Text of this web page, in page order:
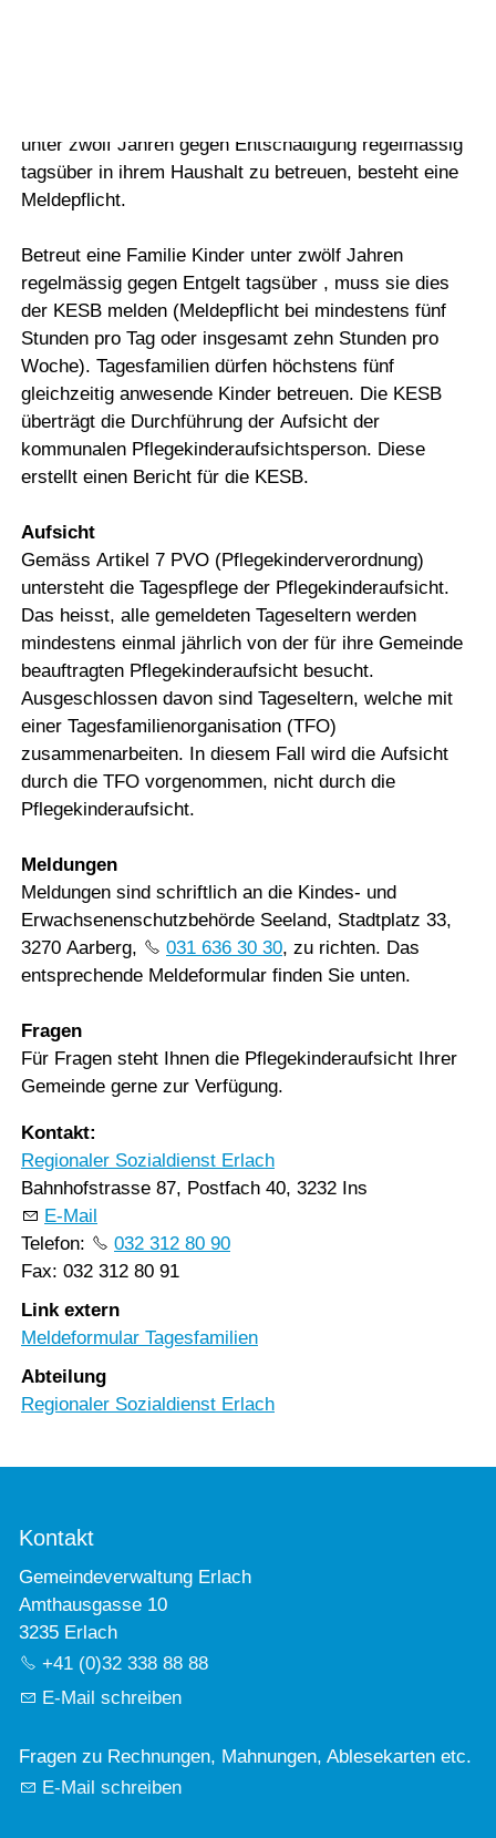
unter zwölf Jahren gegen Entschädigung regelmässig
tagsüber in ihrem Haushalt zu betreuen, besteht eine
Meldepflicht.
Betreut eine Familie Kinder unter zwölf Jahren
regelmässig gegen Entgelt tagsüber , muss sie dies
der KESB melden (Meldepflicht bei mindestens fünf
Stunden pro Tag oder insgesamt zehn Stunden pro
Woche). Tagesfamilien dürfen höchstens fünf
gleichzeitig anwesende Kinder betreuen. Die KESB
überträgt die Durchführung der Aufsicht der
kommunalen Pflegekinderaufsichtsperson. Diese
erstellt einen Bericht für die KESB.
Aufsicht
Gemäss Artikel 7 PVO (Pflegekinderverordnung)
untersteht die Tagespflege der Pflegekinderaufsicht.
Das heisst, alle gemeldeten Tageseltern werden
mindestens einmal jährlich von der für ihre Gemeinde
beauftragten Pflegekinderaufsicht besucht.
Ausgeschlossen davon sind Tageseltern, welche mit
einer Tagesfamilienorganisation (TFO)
zusammenarbeiten. In diesem Fall wird die Aufsicht
durch die TFO vorgenommen, nicht durch die
Pflegekinderaufsicht.
Meldungen
Meldungen sind schriftlich an die Kindes- und
Erwachsenenschutzbehörde Seeland, Stadtplatz 33,
3270 Aarberg,
031 636 30 30, zu richten. Das
entsprechende Meldeformular finden Sie unten.
Fragen
Für Fragen steht Ihnen die Pflegekinderaufsicht Ihrer
Gemeinde gerne zur Verfügung.
Kontakt:
Regionaler Sozialdienst Erlach
Bahnhofstrasse 87, Postfach 40, 3232 Ins
E-Mail
Telefon:
032 312 80 90
Fax: 032 312 80 91
Link extern
Meldeformular Tagesfamilien
Abteilung
Regionaler Sozialdienst Erlach
Kontakt
Gemeindeverwaltung Erlach
Amthausgasse 10
3235 Erlach
+41 (0)32 338 88 88
E-Mail schreiben
Fragen zu Rechnungen, Mahnungen, Ablesekarten etc.
E-Mail schreiben